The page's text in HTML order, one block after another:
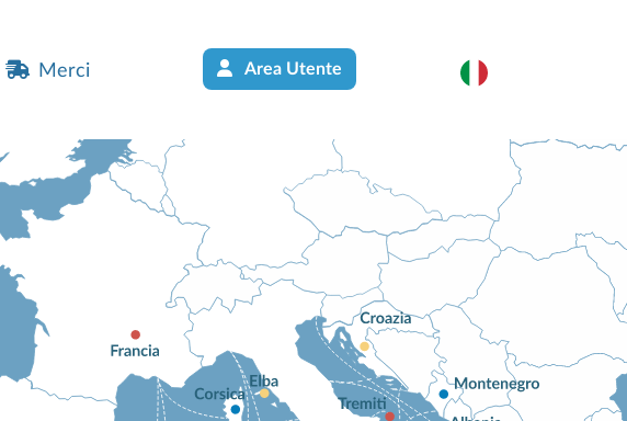
Merci Area Utente